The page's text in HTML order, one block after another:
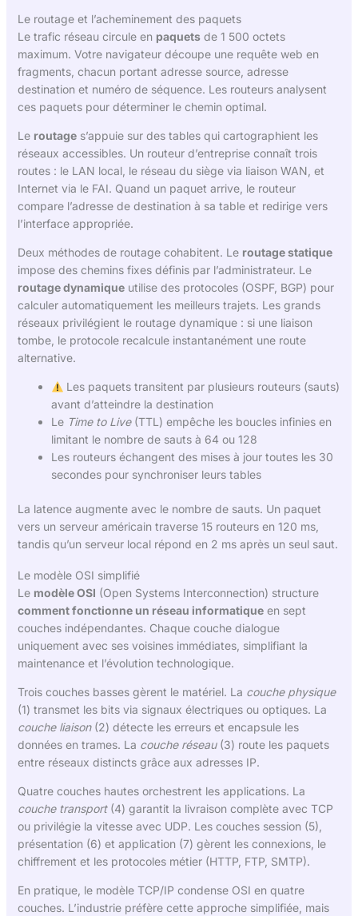
Le routage et l’acheminement des paquets
Le trafic réseau circule en paquetsde 1 500 octets
maximum. Votre navigateur découpe une requête web en
fragments, chacun portant adresse source, adresse
destination et numéro de séquence. Les routeurs analysent
ces paquets pour déterminer le chemin optimal.
Le routages’appuie sur des tables qui cartographient les
réseaux accessibles. Un routeur d’entreprise connaît trois
routes : le LAN local, le réseau du siège via liaison WAN, et
Internet via le FAI. Quand un paquet arrive, le routeur
compare l’adresse de destination à sa table et redirige vers
l’interface appropriée.
Deux méthodes de routage cohabitent. Le routage statique
impose des chemins fixes définis par l’administrateur. Le
routage dynamiqueutilise des protocoles (OSPF, BGP) pour
calculer automatiquement les meilleurs trajets. Les grands
réseaux privilégient le routage dynamique : si une liaison
tombe, le protocole recalcule instantanément une route
alternative.
Les paquets transitent par plusieurs routeurs (sauts)
avant d’atteindre la destination
Le Time to Live(TTL) empêche les boucles infinies en
limitant le nombre de sauts à 64 ou 128
Les routeurs échangent des mises à jour toutes les 30
secondes pour synchroniser leurs tables
La latence augmente avec le nombre de sauts. Un paquet
vers un serveur américain traverse 15 routeurs en 120 ms,
tandis qu’un serveur local répond en 2 ms après un seul saut.
Le modèle OSI simplifié
Le modèle OSI (Open Systems Interconnection) structure
comment fonctionne un réseau informatiqueen sept
couches indépendantes. Chaque couche dialogue
uniquement avec ses voisines immédiates, simplifiant la
maintenance et l’évolution technologique.
Trois couches basses gèrent le matériel. La couche physique
(1) transmet les bits via signaux électriques ou optiques. La
couche liaison(2) détecte les erreurs et encapsule les
données en trames. La couche réseau(3) route les paquets
entre réseaux distincts grâce aux adresses IP.
Quatre couches hautes orchestrent les applications. La
couche transport(4) garantit la livraison complète avec TCP
ou privilégie la vitesse avec UDP. Les couches session (5),
présentation (6) et application (7) gèrent les connexions, le
chiffrement et les protocoles métier (HTTP, FTP, SMTP).
En pratique, le modèle TCP/IP condense OSI en quatre
couches. L’industrie préfère cette approche simplifiée, mais